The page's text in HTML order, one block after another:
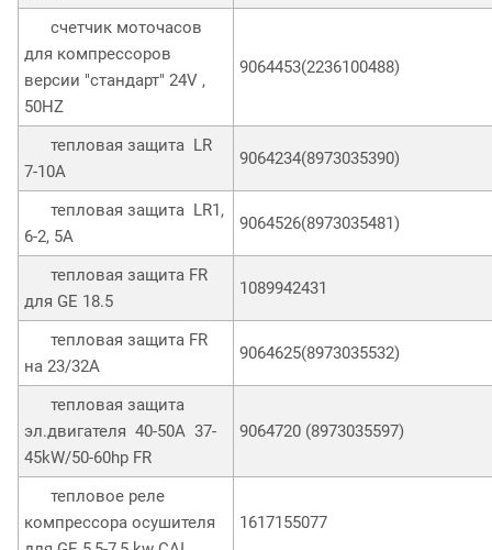
счетчик моточасов
для компрессоров
версии "стандарт" 24V ,
50HZ
9064453(2236100488)
тепловая защита LR
7-10A
9064234(8973035390)
тепловая защита LR1,
6-2, 5A
9064526(8973035481)
тепловая защита FR
для GE 18.5
1089942431
тепловая защита FR
на 23/32А
9064625(8973035532)
тепловая защита
эл.двигателя 40-50A 37-
45kW/50-60hp FR
9064720 (8973035597)
тепловое реле
компрессора осушителя
1617155077